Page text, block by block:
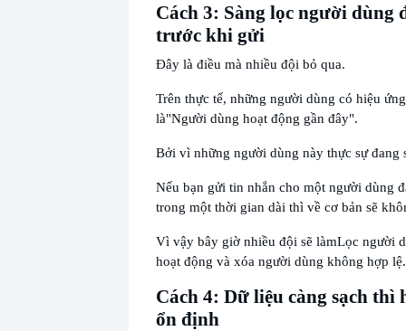
Cách 3: Sàng lọc người dùng
trước khi gửi
Đây là điều mà nhiều đội bỏ qua.
Trên thực tế, những người dùng có hiệu
là"Người dùng hoạt động gần đây".
Bởi vì những người dùng này thực sự đang
Nếu bạn gửi tin nhắn cho một người dùng
trong một thời gian dài thì về cơ bản sẽ
Vì vậy bây giờ nhiều đội sẽ làmLọc người
hoạt động và xóa người dùng không hợp lệ.
Cách 4: Dữ liệu càng sạch thì
ổn định